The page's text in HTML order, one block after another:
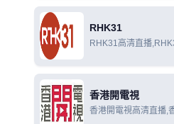
RHK31
RHK31高清直播
香港開電視
香港開電視高清直播,